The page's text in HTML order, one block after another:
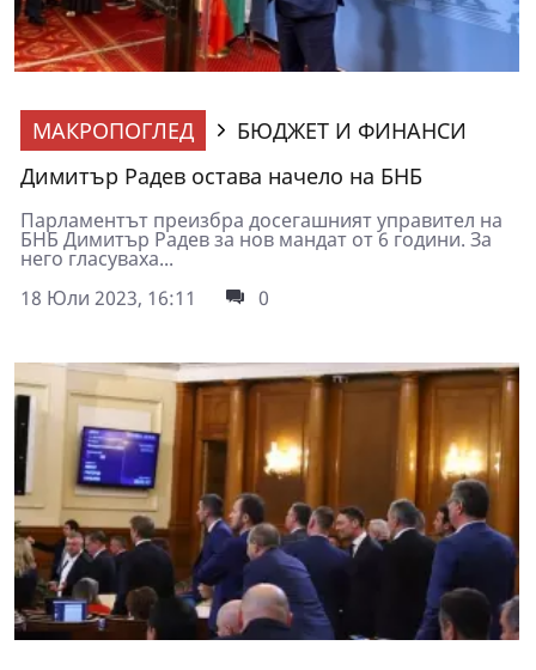
МАКРОПОГЛЕД
БЮДЖЕТ И ФИНАНСИ
Димитър Радев остава начело на БНБ
Парламентът преизбра досегашният управител на
БНБ Димитър Радев за нов мандат от 6 години. За
него гласуваха...
18 Юли 2023, 16:11
0